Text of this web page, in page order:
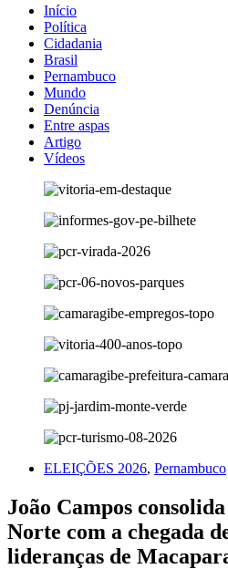
Início
Política
Cidadania
Brasil
Pernambuco
Mundo
Denúncia
Entre aspas
Artigo
Vídeos
ELEIÇÕES 2026, Pernambuco
João Campos
Norte com a chegada
lideranças de